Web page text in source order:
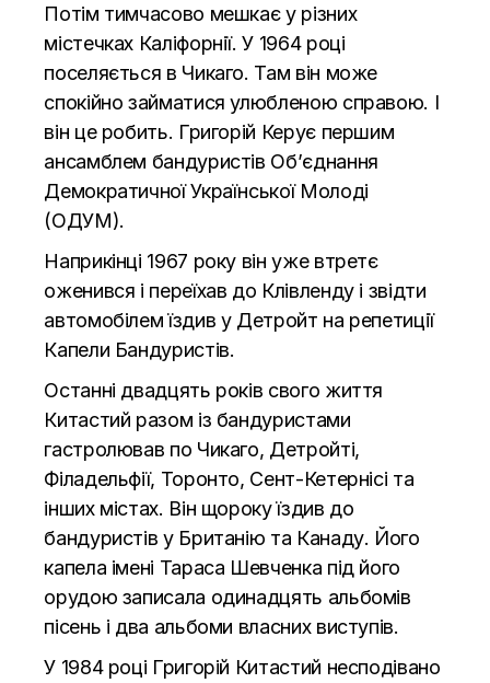
Потім тимчасово мешкає у різних
містечках Каліфорнії. У 1964 році
поселяється в Чикаго. Там він може
спокійно займатися улюбленою справою. І
він це робить. Григорій Керує першим
ансамблем бандуристів Об’єднання
Демократичної Української Молоді
(ОДУМ).
Наприкінці 1967 року він уже втретє
оженився і переїхав до Клівленду і звідти
автомобілем їздив у Детройт на репетиції
Капели Бандуристів.
Останні двадцять років свого життя
Китастий разом із бандуристами
гастролював по Чикаго, Детройті,
Філадельфії, Торонто, Сент-Кетернісі та
інших містах. Він щороку їздив до
бандуристів у Британію та Канаду. Його
капела імені Тараса Шевченка під його
орудою записала одинадцять альбомів
пісень і два альбоми власних виступів.
У 1984 році Григорій Китастий несподівано